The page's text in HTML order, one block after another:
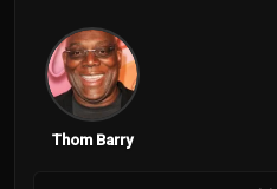
Thom Barry